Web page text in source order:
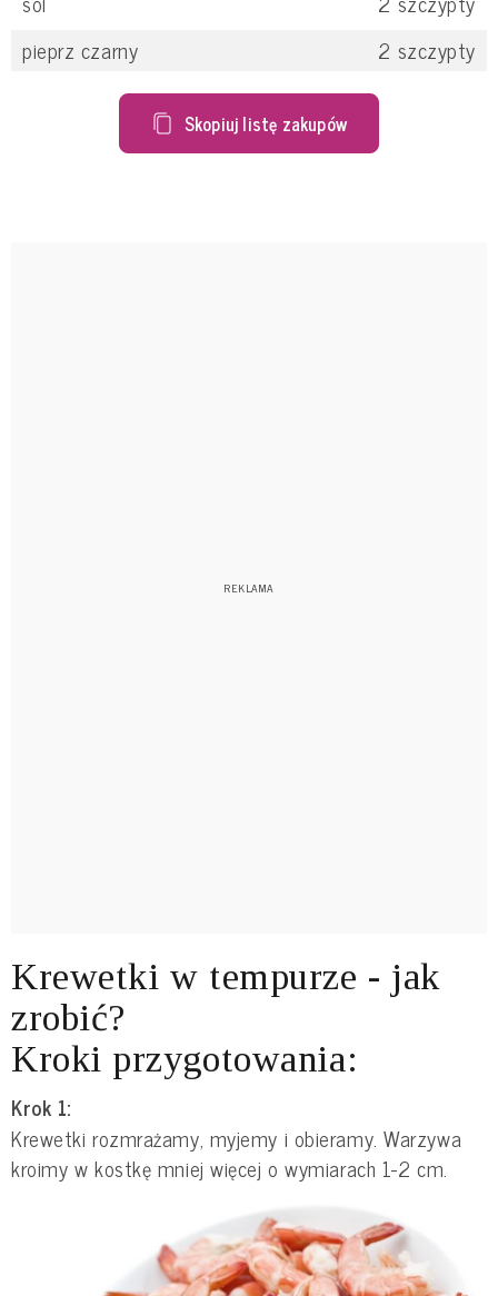
pieprz czarny
2 szczypty
Skopiuj listę zakupów
Krewetki w tempurze - jak
zrobić?
Kroki przygotowania:
Krok 1:
Krewetki rozmrażamy, myjemy i obieramy. Warzywa
kroimy w kostkę mniej więcej o wymiarach 1-2 cm.